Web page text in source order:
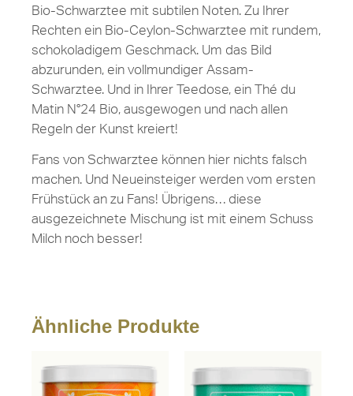
Bio-Schwarztee mit subtilen Noten. Zu Ihrer
Rechten ein Bio-Ceylon-Schwarztee mit rundem,
schokoladigem Geschmack. Um das Bild
abzurunden, ein vollmundiger Assam-
Schwarztee. Und in Ihrer Teedose, ein Thé du
Matin N°24 Bio, ausgewogen und nach allen
Regeln der Kunst kreiert!
Fans von Schwarztee können hier nichts falsch
machen. Und Neueinsteiger werden vom ersten
Frühstück an zu Fans! Übrigens… diese
ausgezeichnete Mischung ist mit einem Schuss
Milch noch besser!
Ähnliche Produkte